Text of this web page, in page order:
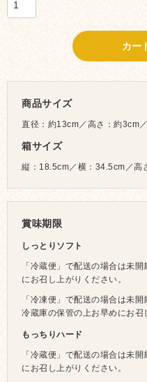
カー
商品サイズ
直径：約13cm／高さ：約3cm
箱サイズ
縦：18.5cm／横：34.5cm／高
賞味期限
しっとりソフト
「冷蔵便」で配送の場合は未
にお召し上がりください。
「冷凍便」で配送の場合は未
冷蔵庫の保管の上お早めにお召
もっちりハード
「冷蔵便」で配送の場合は未
にお召し上がりください。